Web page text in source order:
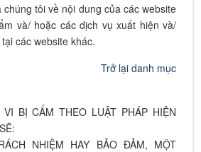
tôi về nội dung của các website
và/ hoặc các dịch vụ xuất hiện và/
các website khác.
Trở lại danh mục
BỊ CẤM THEO LUẬT PHÁP HIỆN
NHIỆM HAY BẢO ĐẢM, MỘT